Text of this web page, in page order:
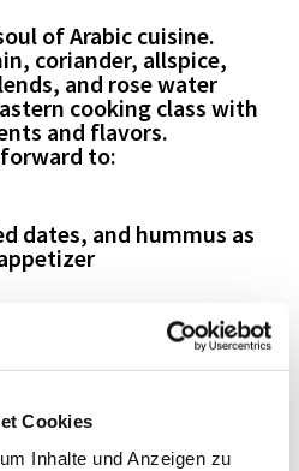
Cookies
Inhalte und Anzeigen zu
of Arabic cuisine.
coriander, allspice,
and rose water
cooking class with
and flavors.
to:
dates, and hummus as
fish burekas, and
appetizer